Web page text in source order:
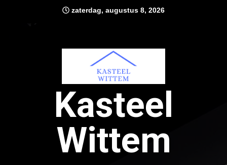
zaterdag, augustus 8, 2026
Kasteel
Wittem